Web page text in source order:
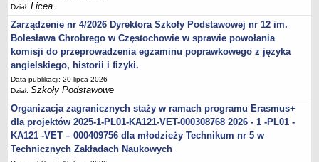
Dział:Licea
Zarządzenie nr 4/2026 Dyrektora Szkoły Podstawowej nr 12 im.
Bolesława Chrobrego w Częstochowie w sprawie powołania
komisji do przeprowadzenia egzaminu poprawkowego z języka
angielskiego, historii i fizyki.
Data publikacji: 20 lipca 2026
Dział:Szkoły Podstawowe
Organizacja zagranicznych staży w ramach programu Erasmus+
dla projektów 2025-1-PL01-KA121-VET-000308768 2026 - 1 -PL01 -
KA121 -VET – 000409756 dla młodzieży Technikum nr 5 w
Technicznych Zakładach Naukowych